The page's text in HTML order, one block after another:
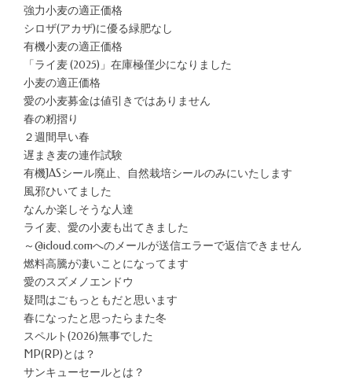
強力小麦の適正価格
シロザ(アカザ)に優る緑肥なし
有機小麦の適正価格
「ライ麦 (2025)」在庫極僅少になりました
小麦の適正価格
愛の小麦募金は値引きではありません
春の籾摺り
２週間早い春
遅まき麦の連作試験
有機JASシール廃止、自然栽培シールのみにいたします
風邪ひいてました
なんか楽しそうな人達
ライ麦、愛の小麦も出てきました
～@icloud.comへのメールが送信エラーで返信できません
燃料高騰が凄いことになってます
愛のスズメノエンドウ
疑問はごもっともだと思います
春になったと思ったらまた冬
スペルト(2026)無事でした
MP(RP)とは？
サンキューセールとは？